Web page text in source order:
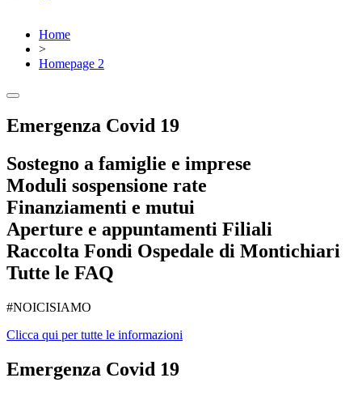
Home
>
Homepage 2
Emergenza Covid 19
Sostegno a famiglie e imprese
Moduli sospensione rate
Finanziamenti e mutui
Aperture e appuntamenti Filiali
Raccolta Fondi Ospedale di Montichiari
Tutte le FAQ
#NOICISIAMO
Clicca qui per tutte le informazioni
Emergenza Covid 19